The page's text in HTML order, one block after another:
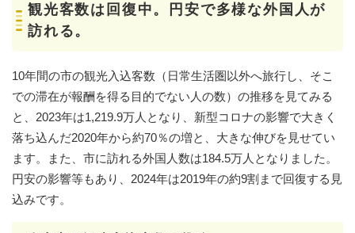
観光客数は回復中。円安で多様な外国人が
訪れる。
10年間の市の観光入込客数（日常生活圏以外へ旅行し、そこ
での滞在が報酬を得る目的でない人の数）の推移を見てみる
と、2023年は1,219.9万人となり、新型コロナの影響で大きく
落ち込んだ2020年から約70％の増と、大きな伸びを見せてい
ます。また、市に訪れる外国人数は184.5万人となりました。
円安の影響等もあり、2024年は2019年の約9割まで回復する見
込みです。